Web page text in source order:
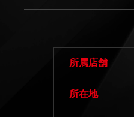
所属店舗
所在地